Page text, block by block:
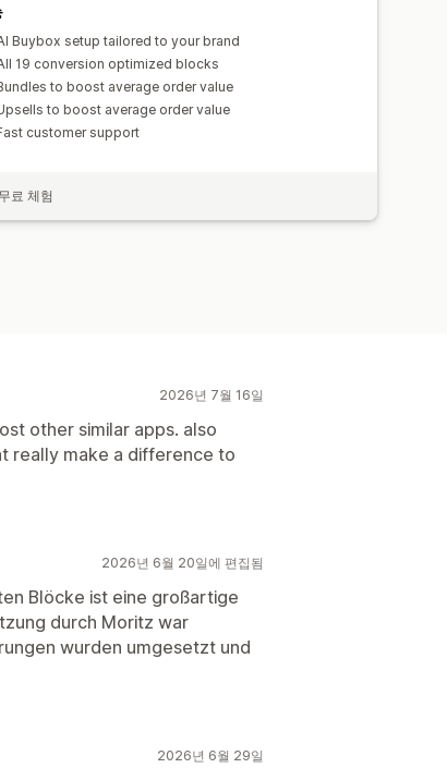
Buybox setup tailored to your brand
19 conversion optimized blocks
to boost average order value
to boost average order value
customer support
료 체험
2026년 7월 16일
other similar apps. also
really make a difference to
2026년 6월 20일에 편집됨
Blöcke ist eine großartige
durch Moritz war
wurden umgesetzt und
2026년 6월 29일